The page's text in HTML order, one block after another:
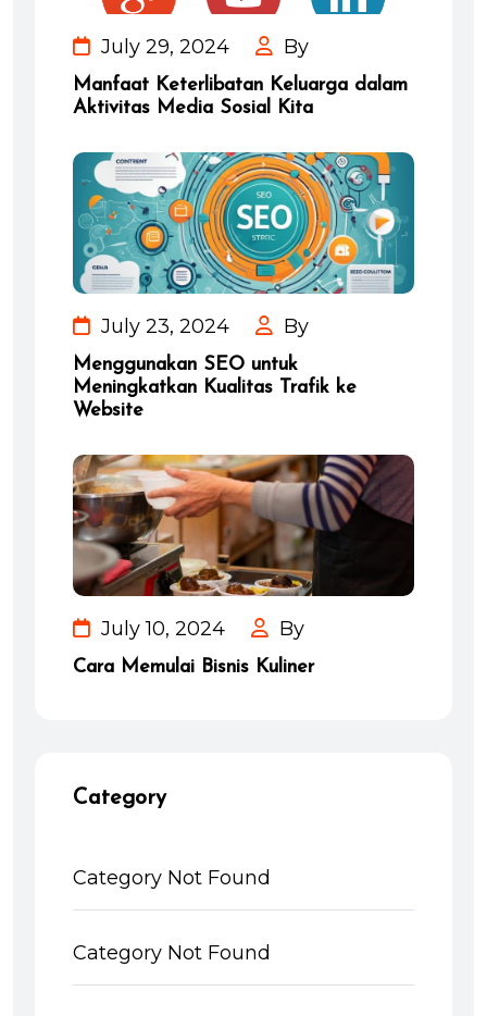
July 29, 2024 By
Manfaat Keterlibatan Keluarga dalam
Aktivitas Media Sosial Kita
July 23, 2024 By
Menggunakan SEO untuk
Meningkatkan Kualitas Trafik ke
Website
July 10, 2024 By
Cara Memulai Bisnis Kuliner
Category
Category Not Found
Category Not Found